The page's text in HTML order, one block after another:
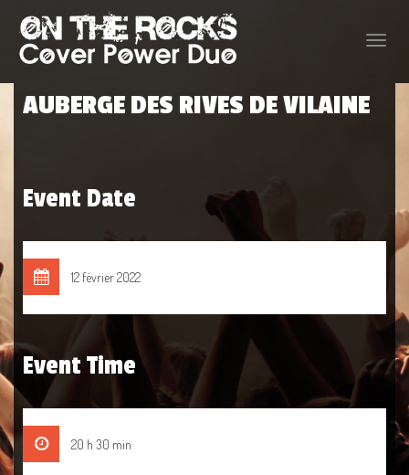
Toggle
AUBERGE DES RIVES DE VILAINE
Event Date
12 février 2022
Event Time
20 h 30 min